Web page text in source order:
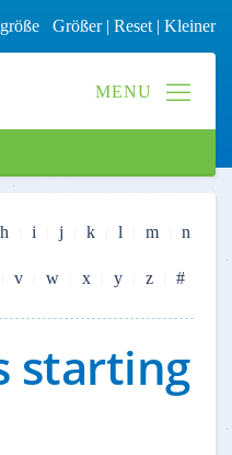
Größer| Reset | Kleiner
h i j k l m n
v w x y z #
starting